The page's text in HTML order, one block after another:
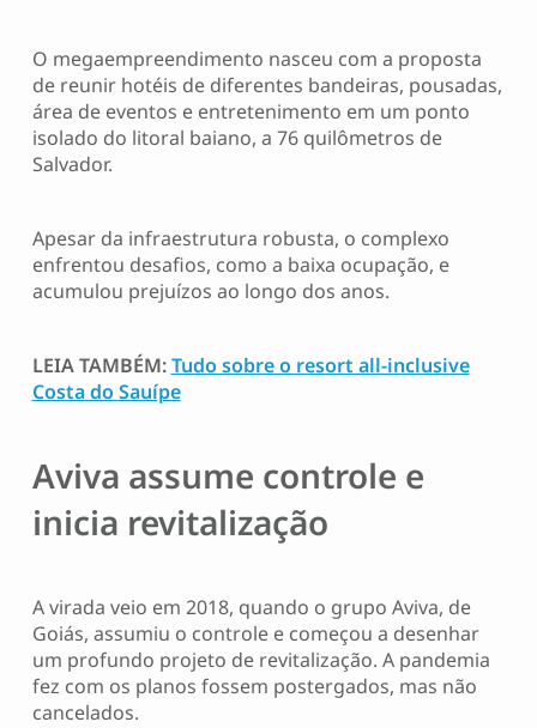
O megaempreendimento nasceu com a proposta
de reunir hotéis de diferentes bandeiras, pousadas,
área de eventos e entretenimento em um ponto
isolado do litoral baiano, a 76 quilômetros de
Salvador.
Apesar da infraestrutura robusta, o complexo
enfrentou desafios, como a baixa ocupação, e
acumulou prejuízos ao longo dos anos.
LEIA TAMBÉM:Tudo sobre o resort all-inclusive
Costa do Sauípe
Aviva assume controle e
inicia revitalização
A virada veio em 2018, quando o grupo Aviva, de
Goiás, assumiu o controle e começou a desenhar
um profundo projeto de revitalização. A pandemia
fez com os planos fossem postergados, mas não
cancelados.